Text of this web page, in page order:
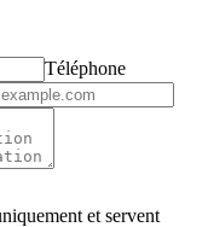
Téléphone
et servent